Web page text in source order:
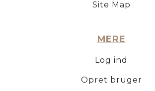
Site Map
MERE
Log ind
Opret bruger